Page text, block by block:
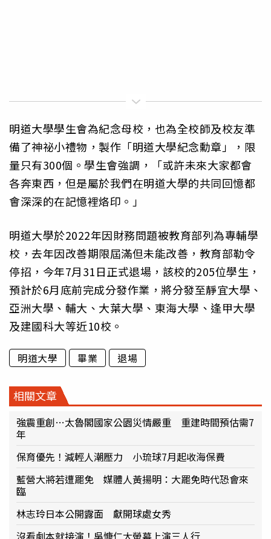
明道大學學生會為紀念母校，也為全校師及校友準
備了神祕小禮物，製作「明道大學紀念勳章」，限
量只有300個。學生會強調，「或許未來大家都會
各奔東西，但是屬於我們在明道大學的共同回憶都
會深深的在記憶裡烙印。」
明道大學於2022年因財務問題被教育部列為專輔學
校，去年因改善期限屆滿但未能改善，教育部勒令
停招，今年7月31日正式退場，該校的205位學生，
預計於6月底前完成分發作業，將分發至靜宜大學、
亞洲大學、輔大、大葉大學、東海大學、逢甲大學
及建國科大等近10校。
明道大學 畢業 退場
相關文章
強震重創…太魯閣國家公園災情嚴重 重建時間預估需7
年
保育優先！減輕人潮壓力 小琉球7月起收海保費
藍營大將若遭罷免 媒體人黃揚明：大罷免時代恐會來
臨
林志玲日本公開露面 獻開球處女秀